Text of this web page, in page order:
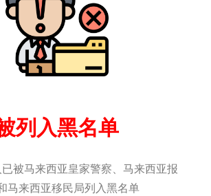
列入黑名单
被马来西亚皇家警察、马来西亚报
马来西亚移民局列入黑名单